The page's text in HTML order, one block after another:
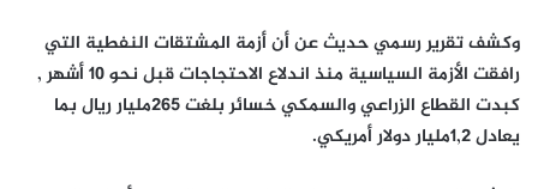
وكشف تقرير رسمي حديث عن أن أزمة المشتقات النفطية التي
رافقت الأزمة السياسية منذ اندلاع الاحتجاجات قبل نحو 10 أشهر ,
كبدت القطاع الزراعي والسمكي خسائر بلغت 265مليار ريال بما
يعادل 1,2مليار دولار أمريكي.